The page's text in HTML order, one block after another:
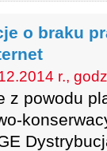
o braku
r.,
z powodu